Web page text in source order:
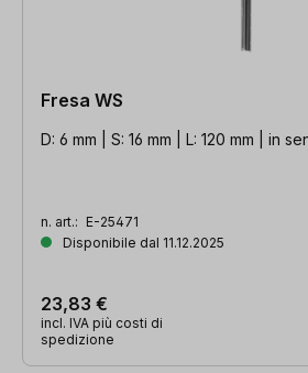
Fresa WS
D: 6 mm | S: 16 mm | L: 120 mm | in
n. art.: E-25471
Disponibile dal 11.12.2025
23,83 €
incl. IVA più costi di
spedizione